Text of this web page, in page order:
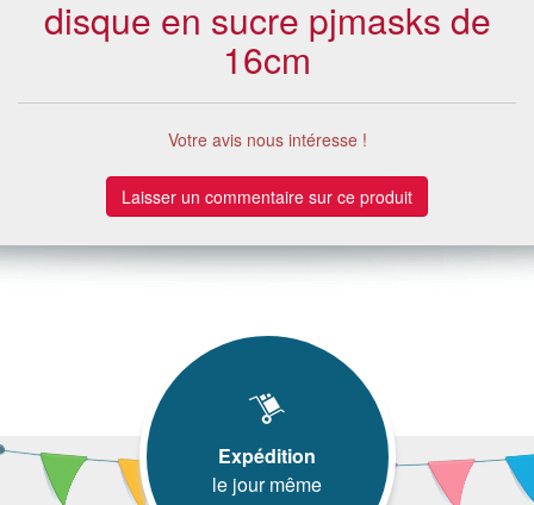
disque en sucre pjmasks de
16cm
Votre avis nous intéresse !
Laisser un commentaire sur ce produit
Expédition
le jour même